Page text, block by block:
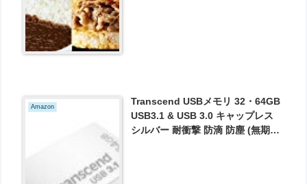
Amazon
Transcend USBメモリ 32・64GB
USB3.1 & USB 3.0 キャップレス
シルバー 耐衝撃 防滴 防塵 (無期限